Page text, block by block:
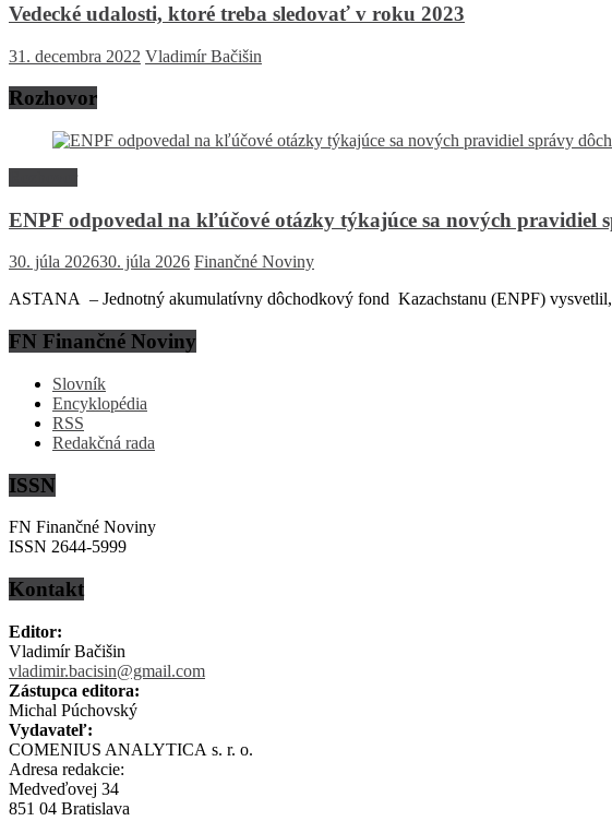
Vedecké udalosti, ktoré treba sledovať v roku 2023
31. decembra 2022 Vladimír Bačišin
Rozhovor
ENPF odpovedal na kľúčové otázky týkajúce sa nových pravidiel
30. júla 202630. júla 2026 Finančné Noviny
ASTANA – Jednotný akumulatívny dôchodkový fond Kazachstanu (ENPF)
FN Finančné Noviny
Slovník
Encyklopédia
RSS
Redakčná rada
ISSN
FN Finančné Noviny
ISSN 2644-5999
Kontakt
Editor:
Vladimír Bačišin
vladimir.bacisin@gmail.com
Zástupca editora:
Michal Púchovský
Vydavateľ:
COMENIUS ANALYTICA s. r. o.
Adresa redakcie:
Medveďovej 34
851 04 Bratislava